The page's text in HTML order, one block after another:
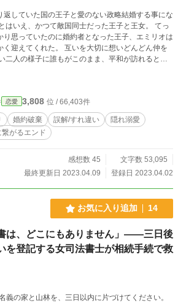
していた国の王子と愛のない政略結婚する事にな
はいえ、かつて敵国同士だった王子と王女。 てっ
り思っていたのに婚約者となった王子、エミリオは
迎えてくれた。 互いを大切に想いどんどん仲を
二人の様子に誰もがこのまま、平和が訪れると信
った前世の婚約者
なります。 ❋注意❋ 二人の迎える結
承ください。
恋愛 3,808 位 / 66,403件
婚約破棄 誤解/すれ違い
隠れ溺愛
がるエンド
感想数 45
文字数 53,095
最終更新日 2023.04.09
登録日 2023.04.02
お気に入り追加 14
は、どこにもありません」――三日後
を登記する女司法書士が相続手続で救
義の家と山林を、三日以内に片づけてください。